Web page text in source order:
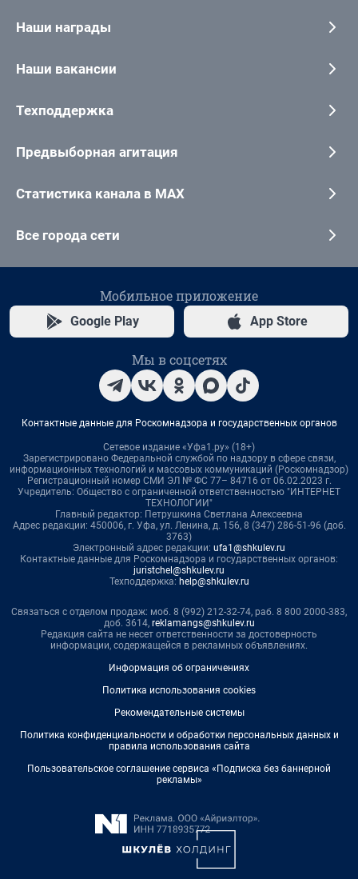
Наши награды
Наши вакансии
Техподдержка
Предвыборная агитация
Статистика канала в MAX
Все города сети
Мобильное приложение
Google Play App Store
Мы в соцсетях
Контактные данные для Роскомнадзора и государственных органов
Сетевое издание «Уфа1.ру» (18+)
Зарегистрировано Федеральной службой по надзору в сфере связи,
информационных технологий и массовых коммуникаций (Роскомнадзор)
Регистрационный номер СМИ ЭЛ № ФС 77– 84716 от 06.02.2023 г.
Учредитель: Общество с ограниченной ответственностью "ИНТЕРНЕТ
ТЕХНОЛОГИИ"
Главный редактор: Петрушкина Светлана Алексеевна
Адрес редакции: 450006, г. Уфа, ул. Ленина, д. 156, 8 (347) 286-51-96 (доб.
3763)
Электронный адрес редакции: ufa1@shkulev.ru
Контактные данные для Роскомнадзора и государственных органов:
juristchel@shkulev.ru
Техподдержка: help@shkulev.ru
Связаться с отделом продаж: моб. 8 (992) 212-32-74, раб. 8 800 2000-383,
доб. 3614, reklamangs@shkulev.ru
Редакция сайта не несет ответственности за достоверность
информации, содержащейся в рекламных объявлениях.
Информация об ограничениях
Политика использования cookies
Рекомендательные системы
Политика конфиденциальности и обработки персональных данных и
правила использования сайта
Пользовательское соглашение сервиса «Подписка без баннерной
рекламы»